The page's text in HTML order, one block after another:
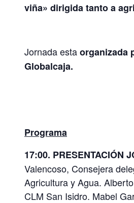
viña» dirigida tanto a
Jornada estaorganizada
Globalcaja.
Programa
17:00. PRESENTACIÓN
Valencoso, Consejera
Agricultura y Agua.
CLM San Isidro. Mabel